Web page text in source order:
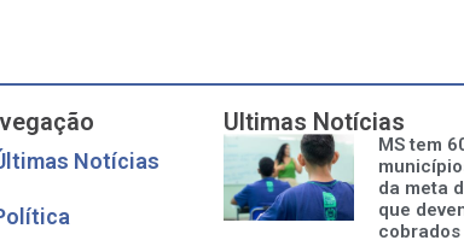
Notícias
Ultimas Notícias
MS tem
da meta
que
cobrados